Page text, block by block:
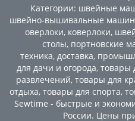
Категории: швейные
швейно-вышивальные
оверлоки, коверлоки,
столы, портновские
техника, доставка,
для дачи и огорода, товары
развлечений, товары для
отдыха, товары для спорта,
Sewtime - быстрые и
России. Цены